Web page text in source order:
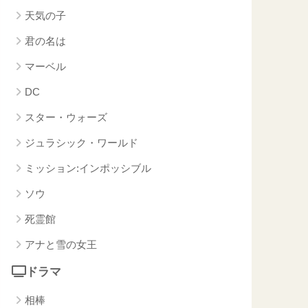
天気の子
君の名は
マーベル
DC
スター・ウォーズ
ジュラシック・ワールド
ミッション:インポッシブル
ソウ
死霊館
アナと雪の女王
ドラマ
相棒